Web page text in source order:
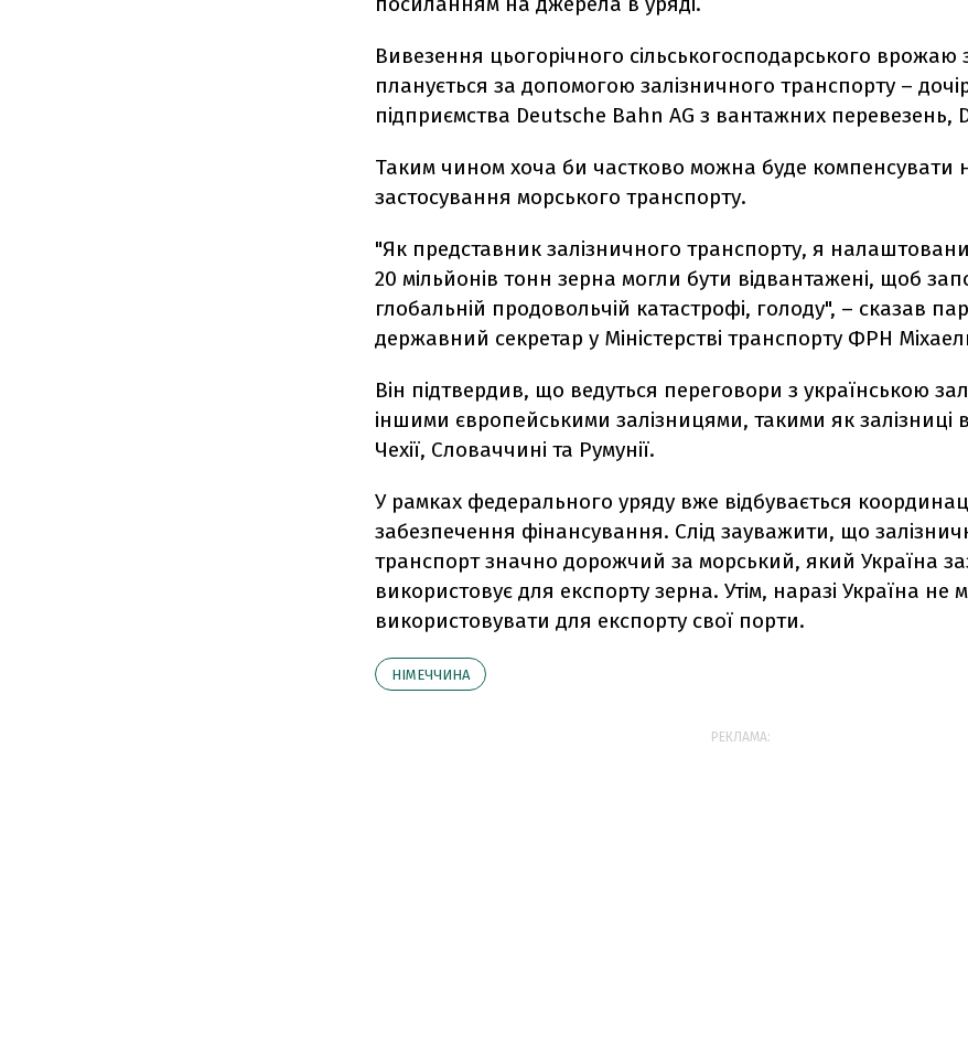
Вивезення цьогорічного сільськогосподарського врожаю
планується за допомогою залізничного транспорту –
підприємства Deutsche Bahn AG з вантажних перевезень,
Таким чином хоча би частково можна буде компенсувати
застосування морського транспорту.
"Як представник залізничного транспорту, я
20 мільйонів тонн зерна могли бути відвантажені, щоб
глобальній продовольчій катастрофі, голоду", – сказав
державний секретар у Міністерстві транспорту ФРН
Він підтвердив, що ведуться переговори з українською
іншими європейськими залізницями, такими як залізниці
Чехії, Словаччині та Румунії.
У рамках федерального уряду вже відбувається
забезпечення фінансування. Слід зауважити, що
транспорт значно дорожчий за морський, який Україна
використовує для експорту зерна. Утім, наразі Україна не
використовувати для експорту свої порти.
НІМЕЧЧИНА
РЕКЛАМА: